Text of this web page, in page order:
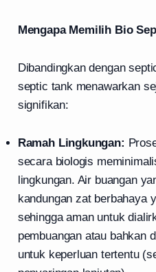
Mengapa Memilih Bio
Dibandingkan dengan
septic tank menawarkan
signifikan:
Ramah Lingkungan:
secara biologis
lingkungan. Air buangan
kandungan zat berbahaya
sehingga aman untuk
pembuangan atau bahkan
untuk keperluan tertentu